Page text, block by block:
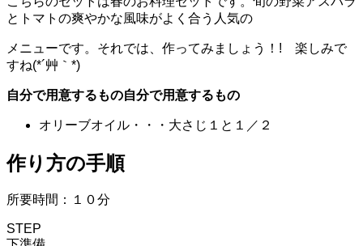
とトマトの爽やかな風味がよく合う人気の
メニューです。それでは、作ってみましょう！! 楽しみで
すね(*´艸｀*)
自分で用意するもの自分で用意するもの
オリーブオイル・・・大さじ１と１／２
作り方の手順
所要時間：１０分
STEP